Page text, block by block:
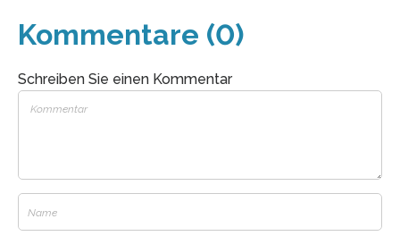
Kommentare (0)
Schreiben Sie einen Kommentar